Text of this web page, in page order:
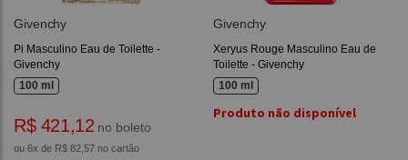
Givenchy
Pi Masculino Eau de Toilette -
Givenchy
100 ml
R$ 421,12 no boleto
ou 6x de R$ 82,57 no cartão
Givenchy
Xeryus Rouge Masculino Eau de
Toilette - Givenchy
100 ml
Produto não disponível